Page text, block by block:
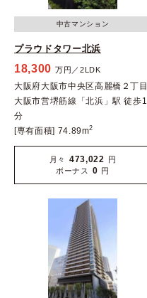
中古マンション
プラウドタワー北浜
18,300 万円／2LDK
大阪府大阪市中央区高麗橋２丁目
大阪市営堺筋線「北浜」駅 徒歩1
分
[専有面積] 74.89m2
月々 473,022
円
ボーナス
0 円